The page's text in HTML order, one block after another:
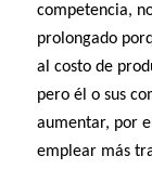
competencia,
prolongado
al costo de
pero él o sus
aumentar, por
emplear más